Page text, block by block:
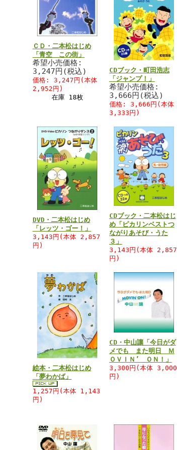
ＣＤ・二本松はじめ
「青空 この街」
希望小売価格:
3,247円(税込)
価格: 3,247円(本体
2,952円)
在庫 18枚
CDブック・町田浩志
「ジャンプ！」
希望小売価格:
3,666円(税込)
価格: 3,666円(本体
3,333円)
DVD・二本松はじめ
「レッツ・ゴー！」
3,143円(本体 2,857
円)
CDブック・二本松はじ
め「ピカリンベストつ
ながりあそび・うた
３」
3,143円(本体 2,857
円)
絵本・二本松はじめ
「夢わかば」
1,257円(本体 1,143
円)
CD・中山讓「今日がダ
メでも また明日 Ｍ
ＯＶＩＮ’ ＯＮ！」
3,300円(本体 3,000
円)